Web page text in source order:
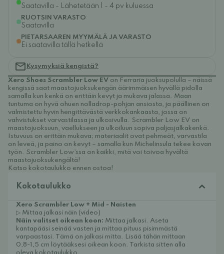
Saatavilla - Lähetetään 1 - 4 pv kuluessa
RUOTSIN VARASTO
Saatavilla
PIETARSAAREN MYYMÄLÄ JA VARASTO
Ei saatavilla tällä hetkellä
Kysymyksiä kengistä?
Xero Shoes Scrambler Low EV on Ferraria juoksupolulla – näissä
kengissä saat maastojuoksukengän äärimmäisen hyvällä pidolla
samalla kun kenkä on erittäin kevyt ja mukava jalassa. Maan
tuntuma on hyvä ohuen nolladrop-pohjan ansiosta, ja päällinen on
valmistettu hyvin hengittävästä verkkokankaasta, jossa on
vahvistukset varvastilassa ja ulkosivulla. Scrambler Low EV on
maastojuoksuun, vaellukseen ja ulkoiluun sopiva paljasjalkakenkä.
Istuvuus on erittäin mukava; materiaalit ovat pehmeät, varvastila
on leveä, ja paino on kevyt – samalla kun Michelinsula tekee kovan
työn. Scrambler Low’ssa on kaikki, mitä voi toivoa hyvältä
maastojuoksukengältä!
Katso kokotaulukko ennen ostoa!
Kokotaulukko
Xero Scrambler Low + Mid - Naisten
▷ Mittaa jalkasi näin (video)
Näin valitset oikean koon: Mittaa jalkasi. Aseta
kantapääsi seinää vasten ja mittaa pituus pisimmästä
varpaastasi. Tämä on jalkasi mitta. Lisää tähän mittaan
0,8-1,5 cm löytääksesi oikean koon. Tarkista sitten alla